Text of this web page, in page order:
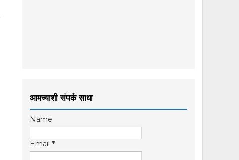
आमच्याशी संपर्क साधा
Name
Email *